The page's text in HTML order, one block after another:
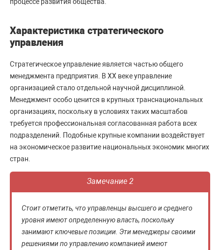
Характеристика стратегического
управления
Стратегическое управление является частью общего
менеджмента предприятия. В XX веке управление
организацией стало отдельной научной дисциплиной.
Менеджмент особо ценится в крупных транснациональных
организациях, поскольку в условиях таких масштабов
требуется профессиональная согласованная работа всех
подразделений. Подобные крупные компании воздействует
на экономическое развитие национальных экономик многих
стран.
Замечание 2
Стоит отметить, что управленцы высшего и среднего
уровня имеют определенную власть, поскольку
занимают ключевые позиции. Эти менеджеры своими
решениями по управлению компанией имеют